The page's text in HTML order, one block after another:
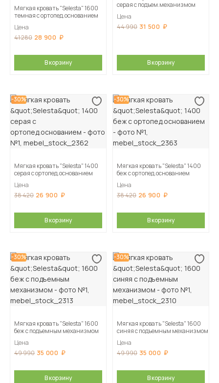
Мягкая кровать "Selesta" 1600
темная с ортопед.основанием
Цена
41 280 28 900
В корзину
серая с подъем.механизмом
Цена
44 990 31 500
В корзину
-30%
Мягкая кровать "Selesta" 1400
серая с ортопед.основанием
Цена
38 420 26 900
В корзину
-30%
Мягкая кровать "Selesta" 1400
беж с ортопед.основанием
Цена
38 420 26 900
В корзину
-30%
Мягкая кровать "Selesta" 1600
беж с подъемным механизмом
Цена
49 990 35 000
В корзину
-30%
Мягкая кровать "Selesta" 1600
синяя с подъемным механизмом
Цена
49 990 35 000
В корзину